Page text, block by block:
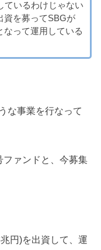
ているわけじゃない
資を募ってSBGが
なって運用している
な事業を行なって
ァンドと、今募集
円)を出資して、運